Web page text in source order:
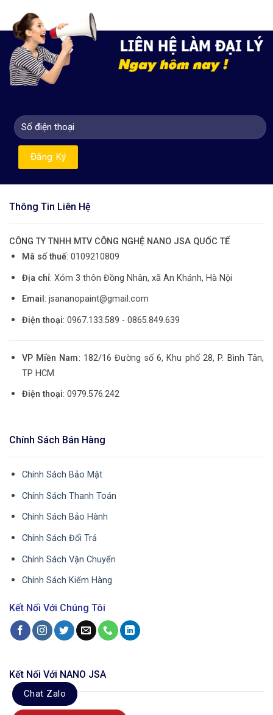
Thông Tin Liên Hệ
CÔNG TY TNHH MTV CÔNG NGHỆ NANO JSA QUỐC TẾ
Mã số thuế: 0109210809
Địa chỉ: Xóm 3 thôn Đồng Nhân, xã An Khánh, Hà Nội
Email: jsananopaint@gmail.com
Điện thoại: 0967.133.589 - 0865.849.639
VP Miền Nam: 182/16 Đường số 6, Khu phố 28, P. Bình Tân,
TP HCM
Điện thoại: 0979.576.242
Chính Sách Bán Hàng
Chính Sách Bảo Mật
Chính Sách Thanh Toán
Chính Sách Bảo Hành
Chính Sách Đổi Trả
Chính Sách Vận Chuyển
Chính Sách Kiểm Hàng
Kết Nối Với Chúng Tôi
Kết Nối Với NANO JSA
Chat Zalo